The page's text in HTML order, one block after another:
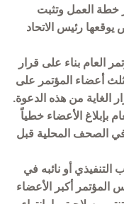
خطة العمل وتثبت
رئيس الاتحاد
العام بناء على قرار
أعضاء المؤتمر على
الغاية من هذه الدعوة.
العام بإبلاغ الأعضاء خطياً
الصحف المحلية قبل
التنفيذي أو نائبه في
المؤتمر أكبر الأعضاء